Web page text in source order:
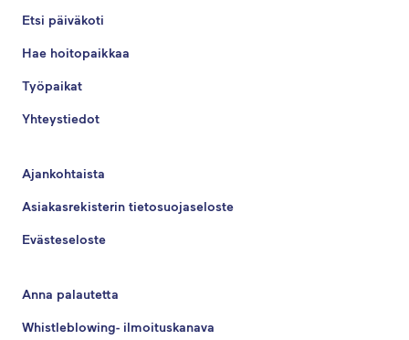
Etsi päiväkoti
Hae hoitopaikkaa
Työpaikat
Yhteystiedot
Ajankohtaista
Asiakasrekisterin tietosuojaseloste
Evästeseloste
Anna palautetta
Whistleblowing- ilmoituskanava